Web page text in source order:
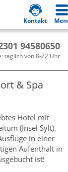
94580650
täglich von 8-22 Uhr
Kontakt
& Spa
Hotel mit
(Insel Sylt).
in einer
Aufenthalt in
ist!